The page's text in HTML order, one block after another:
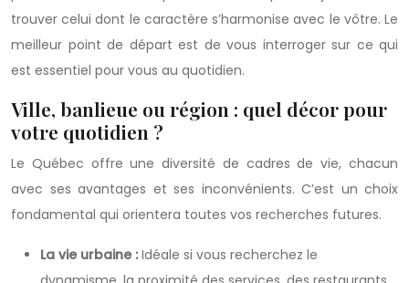
trouver celui dont le caractère s’harmonise avec le vôtre. Le
meilleur point de départ est de vous interroger sur ce qui
est essentiel pour vous au quotidien.
Ville, banlieue ou région : quel décor pour
votre quotidien ?
Le Québec offre une diversité de cadres de vie, chacun
avec ses avantages et ses inconvénients. C’est un choix
fondamental qui orientera toutes vos recherches futures.
La vie urbaine : Idéale si vous recherchez le